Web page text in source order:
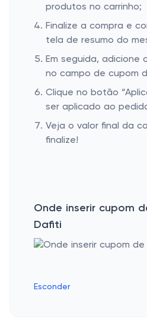
produtos no carrinho;
Finalize a compra e
tela de resumo do
Em seguida, adicione
no campo de cupom
Clique no botão
ser aplicado ao
Veja o valor final da
finalize!
Onde inserir cupom
Dafiti
Esconder